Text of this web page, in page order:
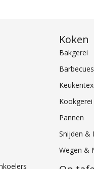
Koken
Bakgerei
Barbecues
Kookgerei
Pannen
Snijden &
Wegen &